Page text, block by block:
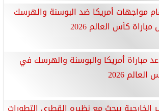
مواجهات أمريكا ضد البوسنة والهرسك
مباراة كأس العالم 2026
مباراة أمريكا والبوسنة والهرسك في
2026